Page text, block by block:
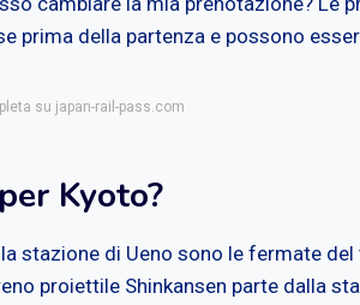
prima della partenza e possono
su japan-rail-pass.com
Kyoto?
stazione di Ueno sono le fermate
proiettile Shinkansen parte dalla